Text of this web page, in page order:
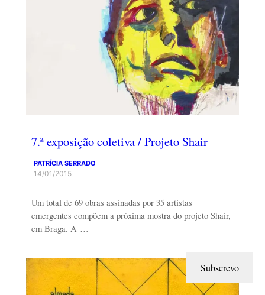
7.ª exposição coletiva / Projeto Shair
PATRÍCIA SERRADO
14/01/2015
Um total de 69 obras assinadas por 35 artistas
emergentes compõem a próxima mostra do projeto Shair,
em Braga. A …
Subscrevo